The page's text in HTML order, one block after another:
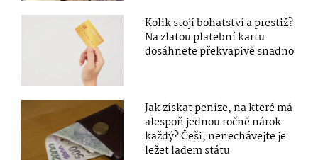
Kolik stojí bohatství a prestiž?
Na zlatou platební kartu
dosáhnete překvapivě snadno
Jak získat peníze, na které má
alespoň jednou ročně nárok
každý? Češi, nenechávejte je
ležet ladem státu